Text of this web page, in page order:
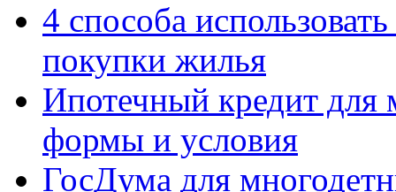
4 способа
покупки жилья
Ипотечный кредит для
формы и условия
ГосДума для